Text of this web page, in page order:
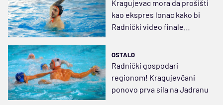
Kragujevac mora da prošišti
kao ekspres lonac kako bi
Radnički video finale
OSTALO
Radnički gospodari
regionom! Kragujevčani
ponovo prva sila na Jadranu